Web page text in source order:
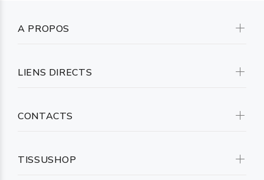
A PROPOS
LIENS DIRECTS
CONTACTS
TISSUSHOP